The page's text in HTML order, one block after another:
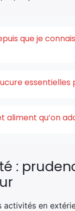
que je
aliment qu’on
:
activités en